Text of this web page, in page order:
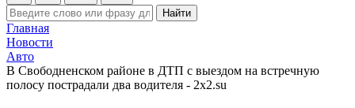
Найти
Главная
Новости
Авто
В Свободненском районе в ДТП с выездом на встречную
полосу пострадали два водителя - 2x2.su